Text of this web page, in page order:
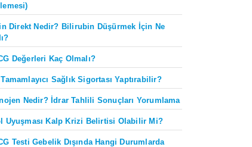
Direkt Nedir? Bilirubin Düşürmek İçin Ne
Değerleri Kaç Olmalı?
Sağlık Sigortası Yaptırabilir?
Nedir? İdrar Tahlili Sonuçları Yorumlama
Uyuşması Kalp Krizi Belirtisi Olabilir Mi?
Testi Gebelik Dışında Hangi Durumlarda